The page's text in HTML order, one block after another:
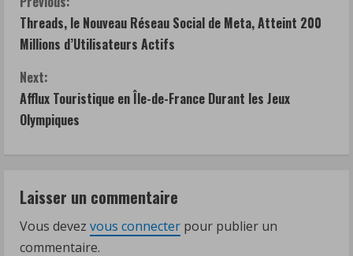
o
n
t
u
e
Threads, le Nouveau Réseau Social de Meta, Atteint 200
Millions d’Utilisateurs Actifs
Next:
Afflux Touristique en Île-de-France Durant les Jeux
Olympiques
Laisser un commentaire
Vous devez vous connecter pour publier un
commentaire.